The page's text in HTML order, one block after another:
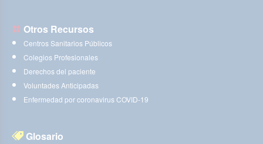
Otros Recursos
Centros Sanitarios Públicos
Colegios Profesionales
Derechos del paciente
Voluntades Anticipadas
Enfermedad por coronavirus COVID-19
Glosario